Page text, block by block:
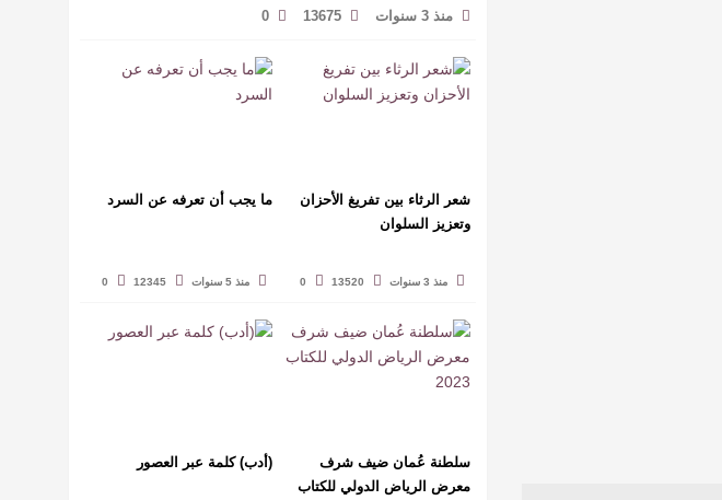
منذ 3 سنوات 13675
0
شعر الرثاء بين تفريغ الأحزان
وتعزيز السلوان
منذ 3 سنوات 13520
0
ما يجب أن تعرفه عن السرد
منذ 5 سنوات 12345
0
سلطنة عُمان ضيف شرف
معرض الرياض الدولي للكتاب
(أدب) كلمة عبر العصور